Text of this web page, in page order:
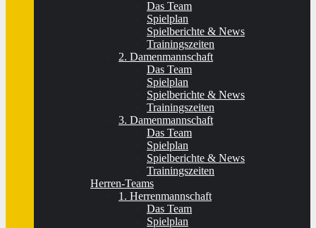
Das Team
Spielplan
Spielberichte & News
Trainingszeiten
2. Damenmannschaft
Das Team
Spielplan
Spielberichte & News
Trainingszeiten
3. Damenmannschaft
Das Team
Spielplan
Spielberichte & News
Trainingszeiten
Herren-Teams
1. Herrenmannschaft
Das Team
Spielplan